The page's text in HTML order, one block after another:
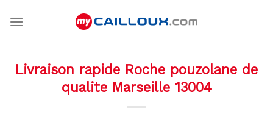
Livraison rapide Roche pouzolane de
qualite Marseille 13004